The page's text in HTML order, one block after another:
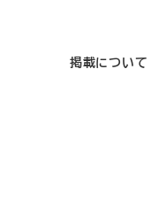
掲載について